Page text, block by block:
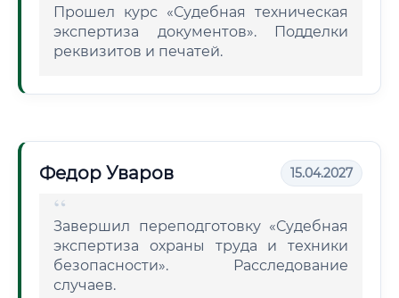
Прошел курс «Судебная техническая
экспертиза документов». Подделки
реквизитов и печатей.
Федор Уваров 15.04.2027
Завершил переподготовку «Судебная
экспертиза охраны труда и техники
безопасности». Расследование
случаев.